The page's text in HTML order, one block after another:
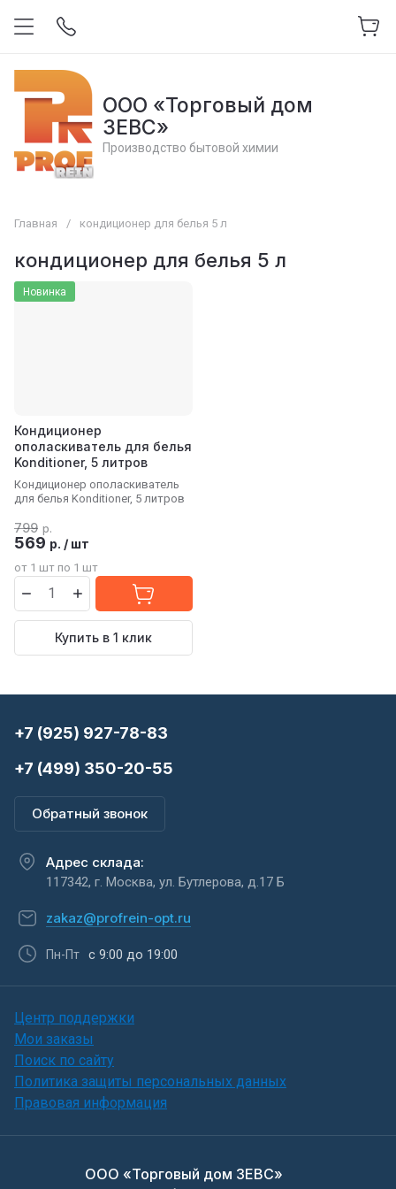
ООО «Торговый дом
ЗЕВС»
Производство бытовой химии
Главная / кондиционер для белья 5 л
кондиционер для белья 5 л
Новинка
Кондиционер
ополаскиватель для белья
Konditioner, 5 литров
Кондиционер ополаскиватель
для белья Konditioner, 5 литров
799 р.
569 р. / шт
от 1 шт по 1 шт
Купить в 1 клик
+7 (925) 927-78-83
+7 (499) 350-20-55
Обратный звонок
Адрес склада:
117342, г. Москва, ул. Бутлерова, д.17 Б
zakaz@profrein-opt.ru
Пн-Пт с 9:00 до 19:00
Центр поддержки
Мои заказы
Поиск по сайту
Политика защиты персональных данных
Правовая информация
ООО «Торговый дом ЗЕВС»